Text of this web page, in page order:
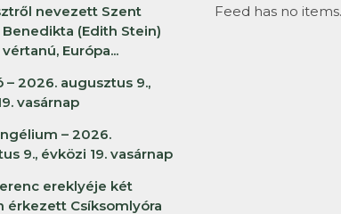
nevezett Szent
(Edith Stein)
Európa...
– 2026. augusztus 9.,
vasárnap
– 2026.
9., évközi 19. vasárnap
ereklyéje két
érkezett Csíksomlyóra
Feed has no items.